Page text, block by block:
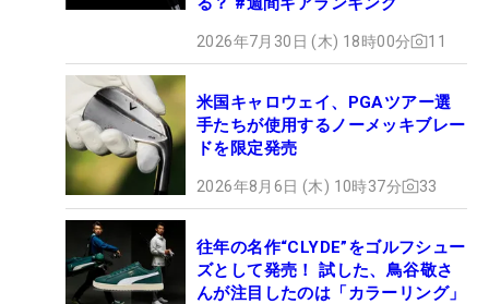
2026年7月30日 (木) 18時00分 11
米国キャロウェイ、PGAツアー選
手たちが使用するノーメッキブレー
ドを限定発売
2026年8月6日 (木) 10時37分 33
往年の名作“CLYDE”をゴルフシュー
ズとして発売！ 試した、鳥谷敬さ
んが注目したのは「カラーリング」